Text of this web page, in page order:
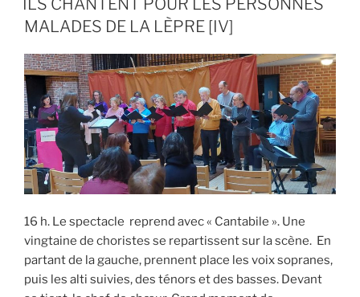
MALADES DE LA LÈPRE [IV]
16 h. Le spectacle reprend avec « Cantabile ». Une
vingtaine de choristes se repartissent sur la scène. En
partant de la gauche, prennent place les voix sopranes,
puis les alti suivies, des ténors et des basses. Devant